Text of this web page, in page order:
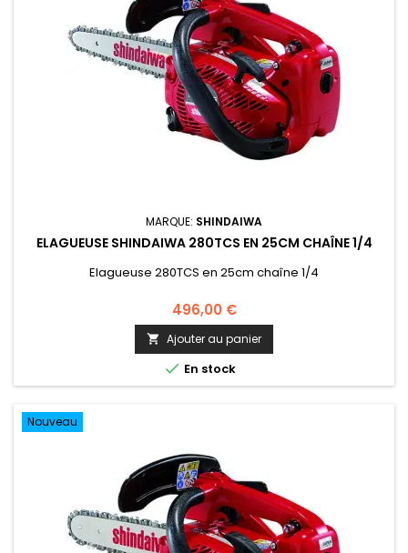
MARQUE: SHINDAIWA
ELAGUEUSE SHINDAIWA 280TCS EN 25CM CHAÎNE 1/4
Elagueuse 280TCS en 25cm chaîne 1/4
496,00 €
 Ajouter au panier
 En stock
Nouveau